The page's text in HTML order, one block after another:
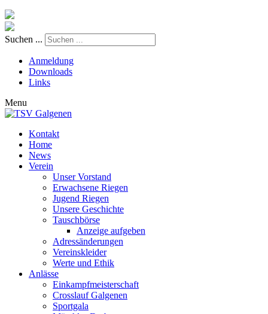
Suchen ...
Anmeldung
Downloads
Links
Menu
Kontakt
Home
News
Verein
Unser Vorstand
Erwachsene Riegen
Jugend Riegen
Unsere Geschichte
Tauschbörse
Anzeige aufgeben
Adressänderungen
Vereinskleider
Werte und Ethik
Anlässe
Einkampfmeisterschaft
Crosslauf Galgenen
Sportgala